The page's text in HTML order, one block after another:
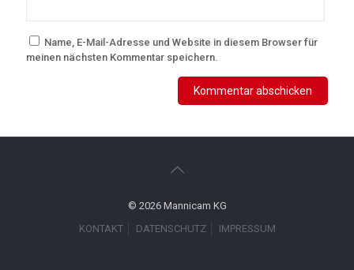
Name, E-Mail-Adresse und Website in diesem Browser für
meinen nächsten Kommentar speichern.
© 2026 Mannicam KG
KONTAKT
DATENSCHUTZ IMPRESSUM